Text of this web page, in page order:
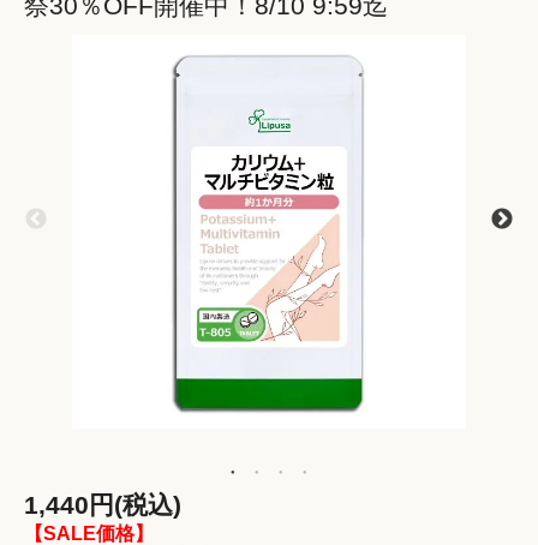
1,440円(税込)
【SALE価格】